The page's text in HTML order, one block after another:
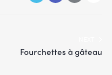
Fourchettes à gâteau